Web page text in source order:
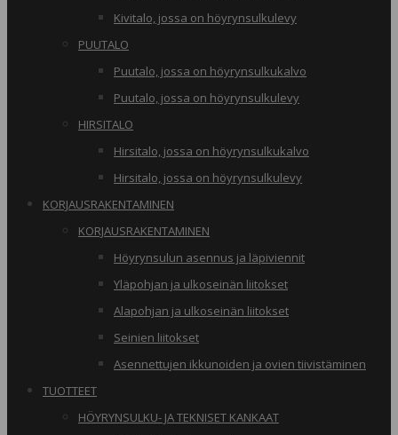
Kivitalo, jossa on höyrynsulkulevy
PUUTALO
Puutalo, jossa on höyrynsulkukalvo
Puutalo, jossa on höyrynsulkulevy
HIRSITALO
Hirsitalo, jossa on höyrynsulkukalvo
Hirsitalo, jossa on höyrynsulkulevy
KORJAUSRAKENTAMINEN
KORJAUSRAKENTAMINEN
Höyrynsulun asennus ja läpiviennit
Yläpohjan ja ulkoseinän liitokset
Alapohjan ja ulkoseinän liitokset
Seinien liitokset
Asennettujen ikkunoiden ja ovien tiivistäminen
TUOTTEET
HÖYRYNSULKU- JA TEKNISET KANKAAT